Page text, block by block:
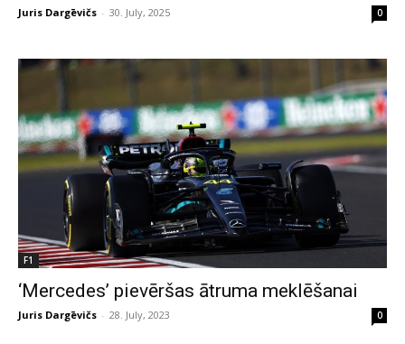
Juris Dargēvičs - 30. July, 2025 0
F1
‘Mercedes’ pievēršas ātruma meklēšanai
Juris Dargēvičs - 28. July, 2023 0